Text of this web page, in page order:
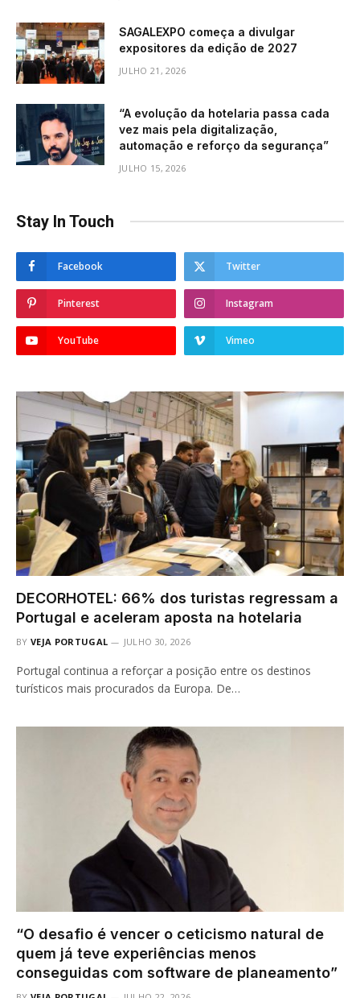
SAGALEXPO começa a divulgar
expositores da edição de 2027
JULHO 21, 2026
“A evolução da hotelaria passa cada
vez mais pela digitalização,
automação e reforço da segurança”
JULHO 15, 2026
Stay In Touch
Facebook Twitter
Pinterest Instagram
YouTube Vimeo
DECORHOTEL: 66% dos turistas regressam a
Portugal e aceleram aposta na hotelaria
BY VEJA PORTUGAL JULHO 30, 2026
Portugal continua a reforçar a posição entre os destinos
turísticos mais procurados da Europa. De…
“O desafio é vencer o ceticismo natural de
quem já teve experiências menos
conseguidas com software de planeamento”